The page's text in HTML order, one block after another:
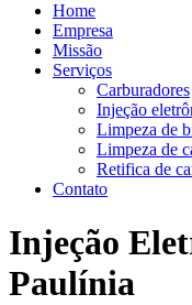
Home
Empresa
Missão
Serviços
Carburadores
Injeção
Limpeza de
Limpeza de
Retifica de
Contato
Injeção
Paulínia